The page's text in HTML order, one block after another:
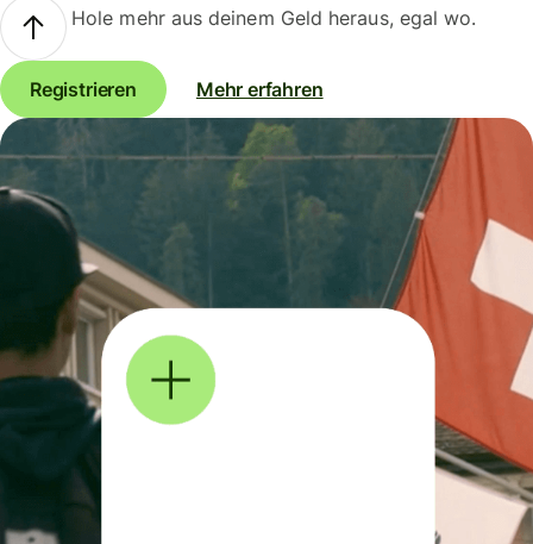
Hole mehr aus deinem Geld heraus, egal wo.
Registrieren Mehr erfahren